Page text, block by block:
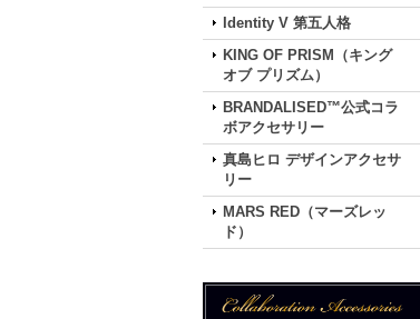
Identity V 第五人格
KING OF PRISM（キング
オブ プリズム）
BRANDALISED™公式コラ
ボアクセサリー
真島ヒロ デザインアクセサ
リー
MARS RED（マーズレッ
ド）